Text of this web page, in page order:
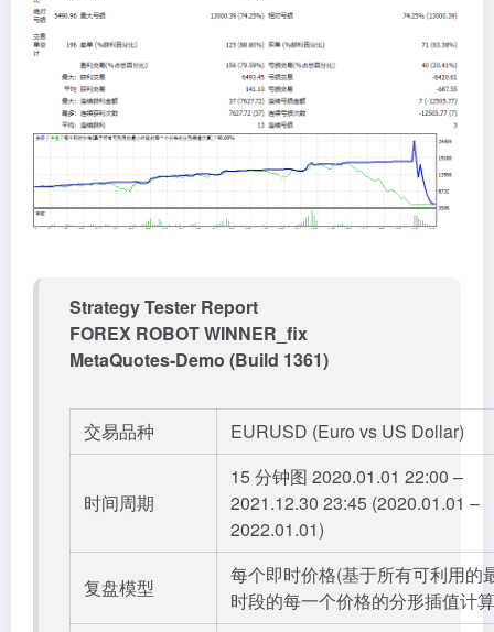
Strategy Tester Report
FOREX ROBOT WINNER_fix
MetaQuotes-Demo (Build 1361)
交易品种 EURUSD (Euro vs US Dollar)
时间周期
15 分钟图 2020.01.01 22:00 –
2021.12.30 23:45 (2020.01.01 –
2022.01.01)
复盘模型
每个即时价格(基于所有可利用的
时段的每一个价格的分形插值计